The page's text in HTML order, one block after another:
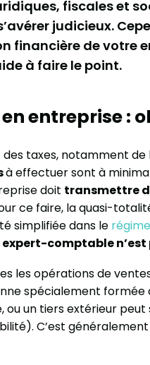
fiscales et
judicieux.
financière de votre
à faire le point.
entreprise :
taxes, notamment de
à effectuer sont à
doit transmettre
ce faire, la quasi-
simplifiée dans le
expert-comptable
les opérations de
spécialement
un tiers extérieur peut
C’est